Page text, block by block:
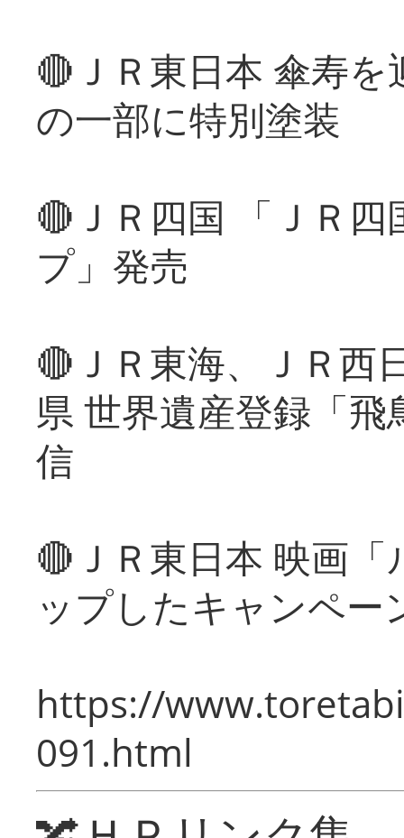
🔴ＪＲ東日本 傘寿
の一部に特別塗装
🔴ＪＲ四国 「ＪＲ
プ」発売
🔴ＪＲ東海、ＪＲ西
県 世界遺産登録「
信
🔴ＪＲ東日本 映画
ップしたキャンペー
https://
091.html